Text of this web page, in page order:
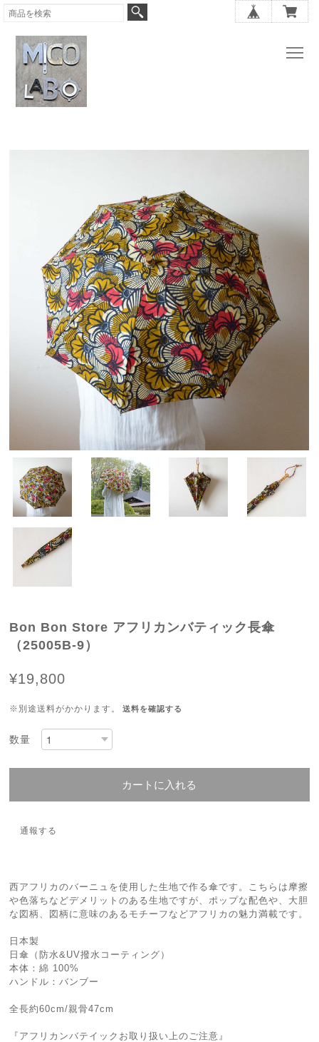
Bon Bon Store アフリカンバティック長傘
（25005B-9）
¥19,800
※別途送料がかかります。 送料を確認する
数量
カートに入れる
通報する
西アフリカのバーニュを使用した生地で作る傘です。こちらは摩擦
や色落ちなどデメリットのある生地ですが、ポップな配色や、大胆
な図柄、図柄に意味のあるモチーフなどアフリカの魅力満載です。
日本製
日傘（防水&UV撥水コーティング）
本体：綿 100%
ハンドル：バンブー
全長約60cm/親骨47cm
『アフリカンバテイックお取り扱い上のご注意』